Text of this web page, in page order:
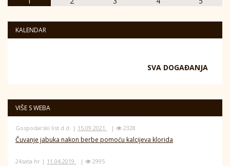
KALENDAR
SVA DOGAĐANJA
VIŠE S WEBA
Gospodarski list d.d. | 15.09.2021. | 2328
Čuvanje jabuka nakon berbe pomoću kalcijeva klorida
24sata.hr | 11.04.2019. | 2995